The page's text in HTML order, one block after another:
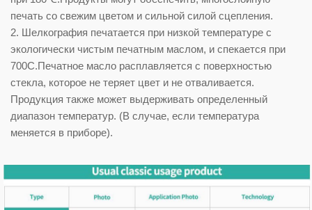
печать со свежим цветом и сильной силой сцепления.
2. Шелкография печатается при низкой температуре с
экологически чистым печатным маслом, и спекается при
700C.Печатное масло расплавляется с поверхностью
стекла, которое не теряет цвет и не отваливается.
Продукция также может выдерживать определенный
диапазон температур. (В случае, если температура
меняется в приборе).